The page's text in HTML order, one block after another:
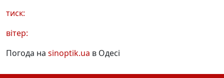
тиск:
вітер:
Погода на sinoptik.ua в Одесі